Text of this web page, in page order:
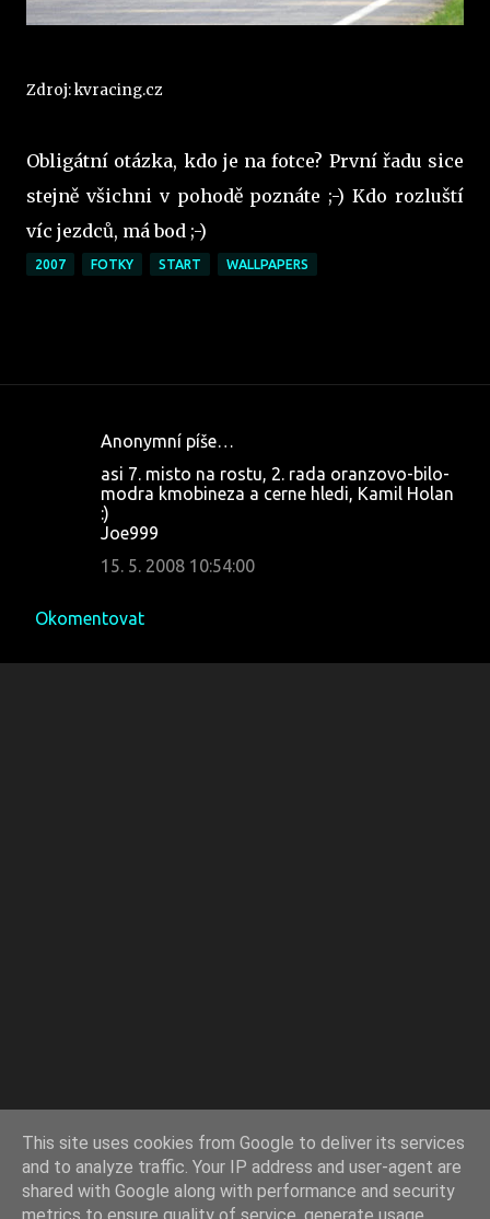
Zdroj: kvracing.cz
Obligátní otázka, kdo je na fotce? První řadu sice
stejně všichni v pohodě poznáte ;-) Kdo rozluští
víc jezdců, má bod ;-)
2007 FOTKY START WALLPAPERS
t
ř
Anonymní píše…
asi 7. misto na rostu, 2. rada oranzovo-bilo-
modra kmobineza a cerne hledi, Kamil Holan
:)
Joe999
15. 5. 2008 10:54:00
Okomentovat
This site uses cookies from Google to deliver its services
and to analyze traffic. Your IP address and user-agent are
shared with Google along with performance and security